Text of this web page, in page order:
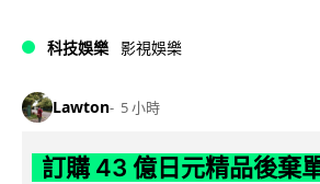
科技娛樂 影視娛樂
Lawton 5 小時
訂購 43 億日元精品後棄